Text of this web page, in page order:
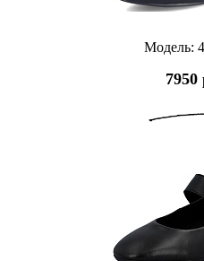
Модель:
7950